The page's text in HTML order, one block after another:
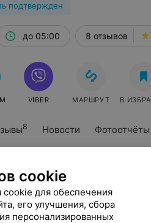
подтвержден
8 Новости Фотоотчёты
до 05:00 8 отзывов
VIBER МАРШРУТ В
cookie
для обеспечения
его улучшения, сбора
персонализированных